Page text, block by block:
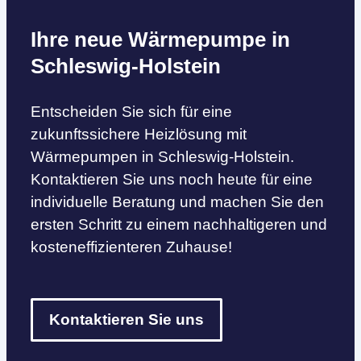
Ihre neue Wärmepumpe in
Schleswig-Holstein
Entscheiden Sie sich für eine
zukunftssichere Heizlösung mit
Wärmepumpen in Schleswig-Holstein.
Kontaktieren Sie uns noch heute für eine
individuelle Beratung und machen Sie den
ersten Schritt zu einem nachhaltigeren und
kosteneffizienteren Zuhause!
Kontaktieren Sie uns